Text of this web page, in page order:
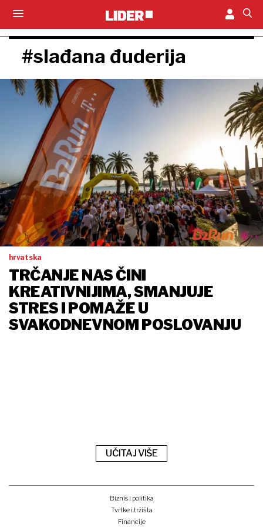
#slađana đuderija
hrvatska
TRČANJE NAS ČINI
KREATIVNIJIMA, SMANJUJE
STRES I POMAŽE U
SVAKODNEVNOM POSLOVANJU
UČITAJ VIŠE
Biznis i politika
Tvrtke i tržišta
Financije